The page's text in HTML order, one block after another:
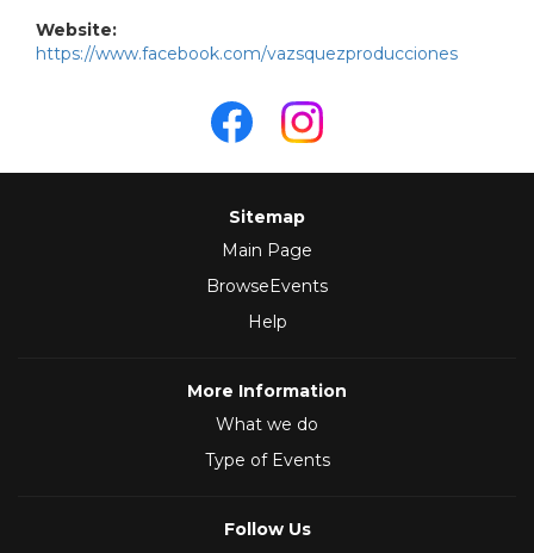
Website:
https://www.facebook.com/vazsquezproducciones
Sitemap
Main Page
BrowseEvents
Help
More Information
What we do
Type of Events
Follow Us